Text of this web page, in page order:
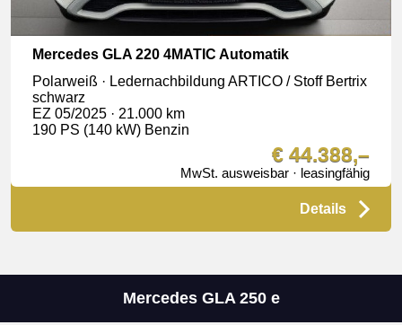
Mercedes GLA 220 4MATIC Automatik
Polarweiß · Ledernachbildung ARTICO / Stoff Bertrix
schwarz
EZ 05/2025 · 21.000 km
190 PS (140 kW) Benzin
€ 44.388,–
MwSt. ausweisbar · leasingfähig
Details
Mercedes GLA 250 e